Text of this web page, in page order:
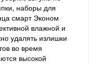
наборы для
смарт Эконом
влажной и
удалять излишки
во время
высокой